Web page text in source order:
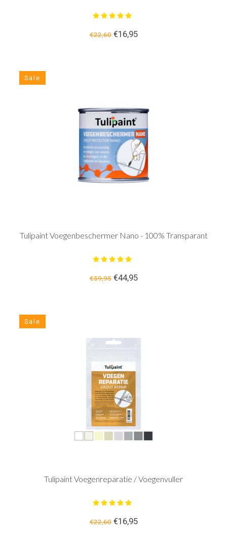
€22,60€16,95
Sale
Tulipaint Voegenbeschermer Nano - 100% Transparant
€59,95€44,95
Sale
Tulipaint Voegenreparatie / Voegenvuller
€22,60€16,95